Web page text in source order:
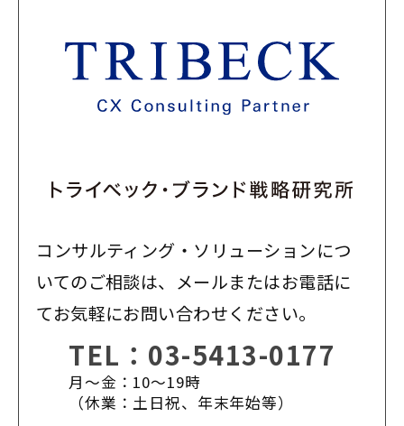
コンサルティング・ソリューションにつ
いてのご相談は、メールまたはお電話に
てお気軽にお問い合わせください。
TEL： 03-5413-0177
月〜金：10〜19時
（休業：土日祝、年末年始等）